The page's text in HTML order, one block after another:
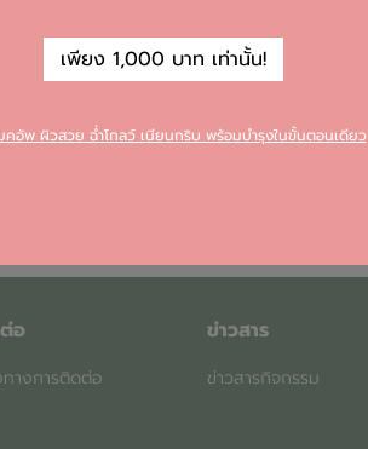
อ
างการติดต่อ
ข่าวสาร
ข่าวสารกิจกรรม
เพียง 1,000 บาท เท่านั้น!
มคอัพ ผิวสวย ฉ่ำโกลว์ เนียนกริบ พร้อมบำรุงในขั้นตอนเดียว